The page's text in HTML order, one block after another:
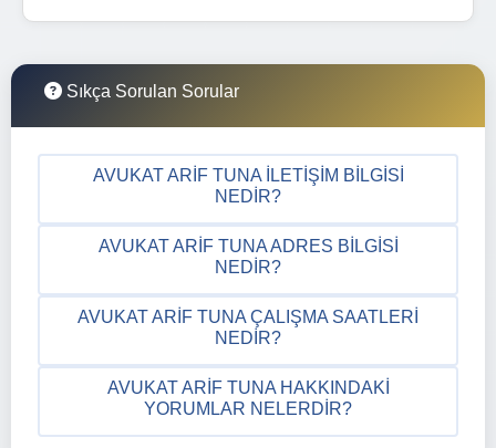
Sıkça Sorulan Sorular
AVUKAT ARIF TUNA İLETIŞIM BILGISI
NEDIR?
AVUKAT ARIF TUNA ADRES BILGISI
NEDIR?
AVUKAT ARIF TUNA ÇALIŞMA SAATLERI
NEDIR?
AVUKAT ARIF TUNA HAKKINDAKI
YORUMLAR NELERDIR?